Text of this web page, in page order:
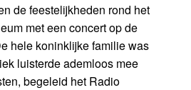
de feestelijkheden rond het
met een concert op de
hele koninklijke familie was
luisterde ademloos mee
begeleid het Radio